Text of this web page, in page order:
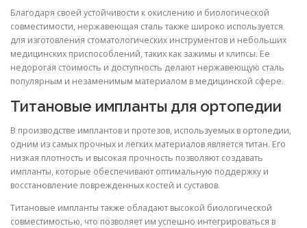
Благодаря своей устойчивости к окислению и биологической
совместимости, нержавеющая сталь также широко используется
для изготовления стоматологических инструментов и небольших
медицинских приспособлений, таких как зажимы и клипсы. Ее
недорогая стоимость и доступность делают нержавеющую сталь
популярным и незаменимым материалом в медицинской сфере.
Титановые импланты для ортопедии
В производстве имплантов и протезов, используемых в ортопедии,
одним из самых прочных и легких материалов является титан. Его
низкая плотность и высокая прочность позволяют создавать
импланты, которые обеспечивают оптимальную поддержку и
восстановление поврежденных костей и суставов.
Титановые импланты также обладают высокой биологической
совместимостью, что позволяет им успешно интегрироваться в